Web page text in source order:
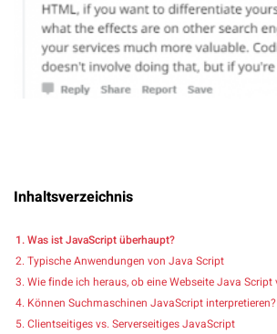
Inhaltsverzeichnis
Was ist JavaScript überhaupt?
Typische Anwendungen von Java Script
Wie finde ich heraus, ob eine Webseite Java Script
Können Suchmaschinen JavaScript interpretieren?
Clientseitiges vs. Serverseitiges JavaScript